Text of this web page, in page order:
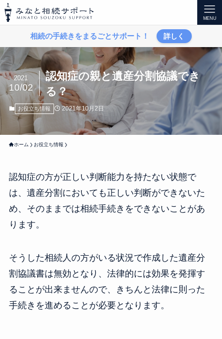
みなと相続サポート
MENU
相続の手続きをまるごとサポート！ 詳しく
認知症の親と遺産分割協議でき
る？
2021
10/02
お役立ち情報 2021年10月2日
ホーム お役立ち情報
認知症の方が正しい判断能力を持たない状態で
は、遺産分割においても正しい判断ができないた
め、そのままでは相続手続きをできないことがあ
ります。
そうした相続人の方がいる状況で作成した遺産分
割協議書は無効となり、法律的には効果を発揮す
ることが出来ませんので、きちんと法律に則った
手続きを進めることが必要となります。